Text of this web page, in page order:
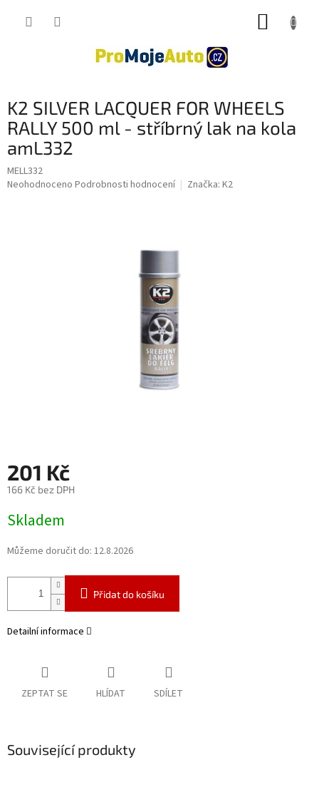
K2 SILVER LACQUER FOR WHEELS
RALLY 500 ml - stříbrný lak na kola
amL332
MELL332
Průměrné
Neohodnoceno Podrobnosti hodnocení Značka: K2
201 Kč
166 Kč bez DPH
cena:
Skladem
Můžeme doručit do: 12.8.2026
Přidat do košíku
Detailní informace
ZEPTAT SE HLÍDAT SDÍLET
Související produkty